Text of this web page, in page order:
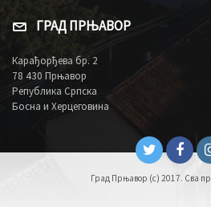
ГРАД ПРЊАВОР
Карађорђева бр. 2
78 430 Прњавор
Република Српска
Босна и Херцеговина
Град Прњавор (c) 2017. Сва